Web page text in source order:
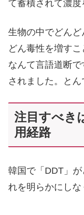
て蓄積されて濃度
生物の中でどん
どん毒性を増す
なんて言語道断
されました。とん
注目すべき
用経路
韓国で「DDT」
れを明らかにしな